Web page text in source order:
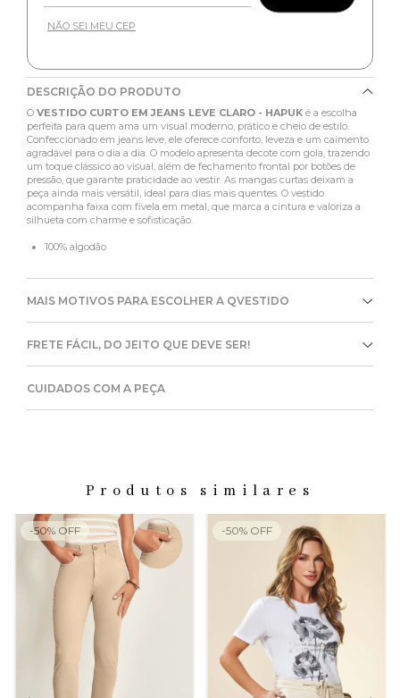
NÃO SEI MEU CEP
DESCRIÇÃO DO PRODUTO
O VESTIDO CURTO EM JEANS LEVE CLARO - HAPUK é a escolha
perfeita para quem ama um visual moderno, prático e cheio de estilo.
Confeccionado em jeans leve, ele oferece conforto, leveza e um caimento
agradável para o dia a dia. O modelo apresenta decote com gola, trazendo
um toque clássico ao visual, além de fechamento frontal por botões de
pressão, que garante praticidade ao vestir. As mangas curtas deixam a
peça ainda mais versátil, ideal para dias mais quentes. O vestido
acompanha faixa com fivela em metal, que marca a cintura e valoriza a
silhueta com charme e sofisticação.
100% algodão
MAIS MOTIVOS PARA ESCOLHER A QVESTIDO
FRETE FÁCIL, DO JEITO QUE DEVE SER!
CUIDADOS COM A PEÇA
Produtos similares
-50% OFF -50% OFF